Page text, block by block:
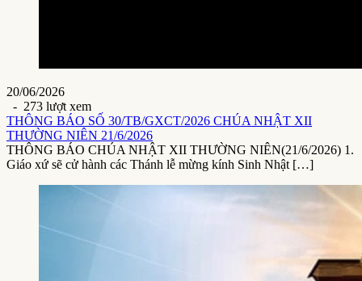
20/06/2026
- 273 lượt xem
THÔNG BÁO SỐ 30/TB/GXCT/2026 CHÚA NHẬT XII
THƯỜNG NIÊN 21/6/2026
THÔNG BÁO CHÚA NHẬT XII THƯỜNG NIÊN(21/6/2026) 1.
Giáo xứ sẽ cử hành các Thánh lễ mừng kính Sinh Nhật […]